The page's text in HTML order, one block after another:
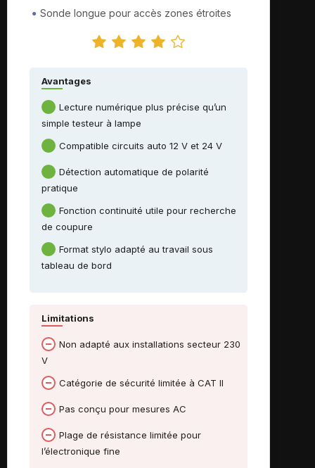
Sonde longue pour accès zones étroites
Avantages
Lecture numérique plus précise qu’un
simple testeur à lampe
Compatible circuits auto 12 V et 24 V
Détection automatique de polarité
pratique
Fonction continuité utile pour recherche
de coupure
Format stylo adapté au travail sous
tableau de bord
Limitations
Non adapté aux installations secteur 230
V
Catégorie de sécurité limitée à CAT II
Pas conçu pour mesures AC
Plage de résistance limitée pour
l’électronique fine